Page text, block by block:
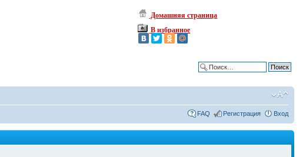
Домашняя страница
В избранное
FAQ Регистрация Вход